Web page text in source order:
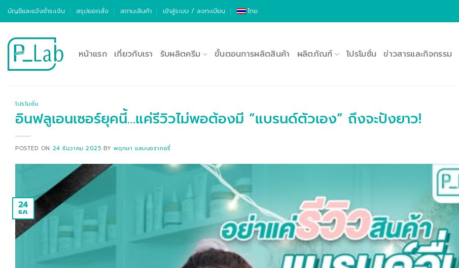
ข้าม
เนื้อหา
บัญชีและแจ้งชำระเงิน สรุปยอดสั่ง สถานะสินค้า เข้าสู่ระบบ / ลงทะเบียน ไทย
หน้าแรก เกี่ยวกับเรา รับผลิตครีม ขั้นตอนการผลิตสินค้า ผลิตภัณฑ์ โปรโมชั่น ข่าวสารและกิจกรรม
โปรโมชั่น
อินฟลูเอนเซอร์ยุคนี้…แค่รีวิวไม่พอต้องมี “แบรนด์ตัวเอง” ถึงจะปังยาว!
POSTED ON 24 ธันวาคม 2025 BY พฤกษา แลบบอราทอรี่
24
ธ.ค.